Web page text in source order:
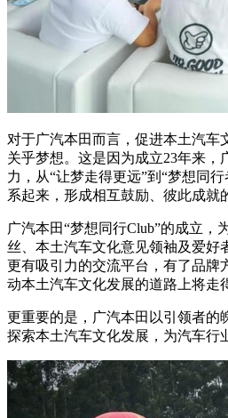
对于广汽本田而言，促进本土汽车
关乎梦想。这是因为成立23年来，
力，从“让梦走得更远”到“梦想同
系起来，形成相互鼓励、彼此成就
广汽本田“梦想同行Club”的成立，
丝、本土汽车文化意见领袖及爱好
更有吸引力的交流平台，有了品牌
动本土汽车文化发展的道路上将走
更重要的是，广汽本田以引领者的
探索本土汽车文化发展，为汽车行